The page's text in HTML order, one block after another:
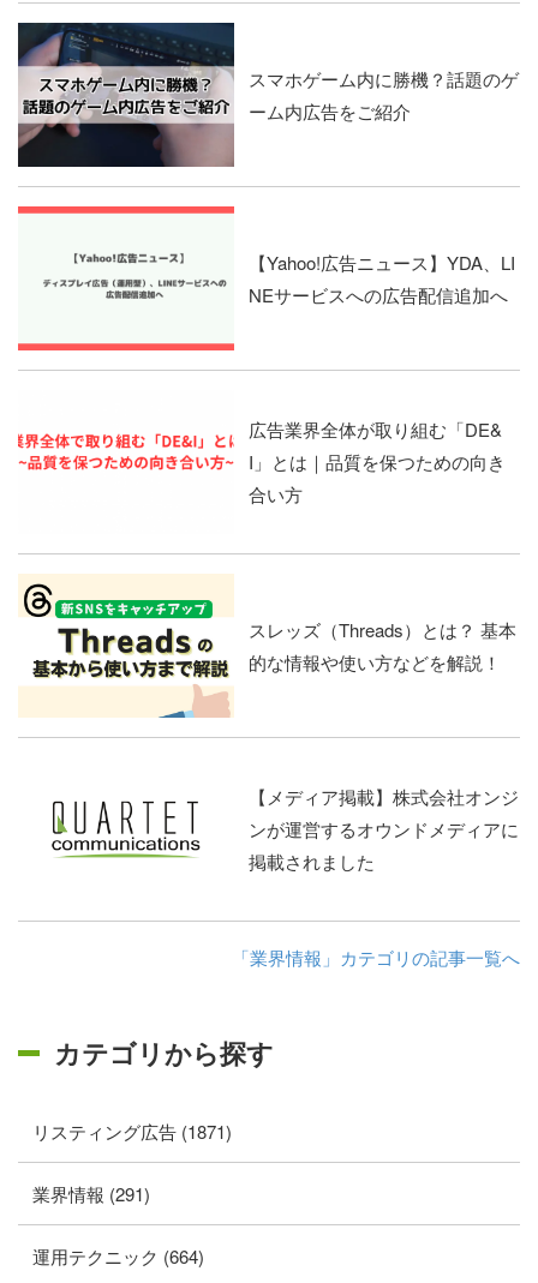
スマホゲーム内に勝機？話題のゲ
ーム内広告をご紹介
【Yahoo!広告ニュース】YDA、LI
NEサービスへの広告配信追加へ
広告業界全体が取り組む「DE&
I」とは｜品質を保つための向き
合い方
スレッズ（Threads）とは？ 基本
的な情報や使い方などを解説！
【メディア掲載】株式会社オンジ
ンが運営するオウンドメディアに
掲載されました
「業界情報」カテゴリの記事一覧へ
カテゴリから探す
リスティング広告 (1871)
業界情報 (291)
運用テクニック (664)